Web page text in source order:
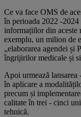
Ce va face OMS de
în perioada 2022 -
informațiilor din aceste
exemplu, un milion de
„elaborarea agendei și
îngrijirilor medicale și
Apoi urmează
în aplicare a
precum și
calitate în trei - cinci
tehnică.